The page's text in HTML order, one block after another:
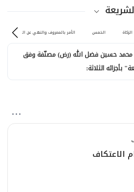
الزكاة الخمس الأمر بالمعروف والنهي عن المنكر
محمد حسين فضل الله (رض) مصنّفة وفق
بأجزائه الثلاثة:
الاعتكاف